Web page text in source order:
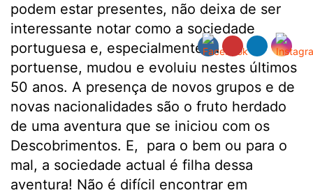
podem estar presentes, não deixa de ser
interessante notar como a sociedade
portuguesa e, especialmente, a
portuense, mudou e evoluiu nestes últimos
50 anos. A presença de novos grupos e de
novas nacionalidades são o fruto herdado
de uma aventura que se iniciou com os
Descobrimentos. E, para o bem ou para o
mal, a sociedade actual é filha dessa
aventura! Não é difícil encontrar em